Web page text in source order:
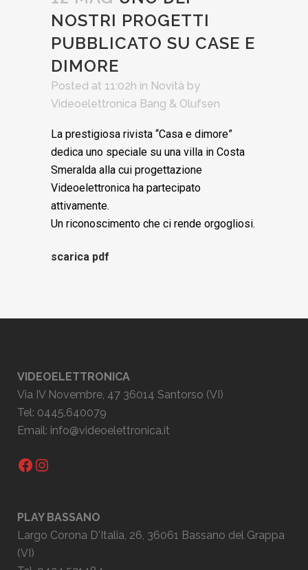
NOSTRI PROGETTI
PUBBLICATO SU CASE E
DIMORE
Posted at 11:02h in Novità by
Videoelettronica Bang & Olufsen
La prestigiosa rivista “Casa e dimore”
dedica uno speciale su una villa in Costa
Smeralda alla cui progettazione
Videoelettronica ha partecipato
attivamente.
Un riconoscimento che ci rende orgogliosi.
scarica pdf
VIDEOELETTRONICA
Via IV Novembre, 47 36014 Santorso (VI)
Tel: 0445.640079
Email: info@videoelettronica.it
Facebook
Instagram
PLAY BASSANO
Largo Corona D'Italia, 26, 36061 Bassano del Grappa
(VI)